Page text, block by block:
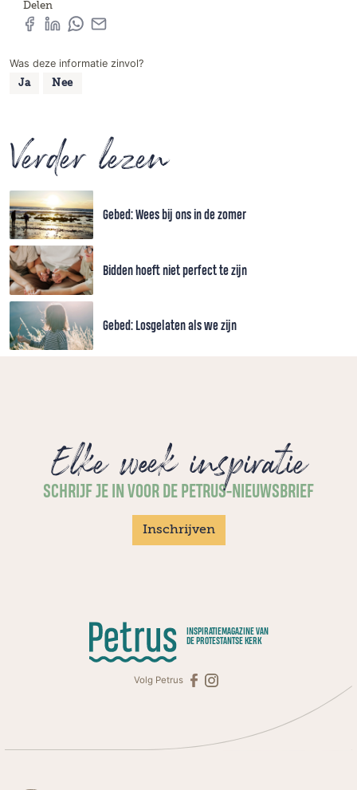
Delen
Was deze informatie zinvol?
Ja Nee
Verder lezen
Gebed: Wees bij ons in de zomer
Bidden hoeft niet perfect te zijn
Gebed: Losgelaten als we zijn
Elke week inspiratie
SCHRIJF JE IN VOOR DE PETRUS-NIEUWSBRIEF
Inschrijven
INSPIRATIEMAGAZINE VAN
DE PROTESTANTSE KERK
Volg Petrus